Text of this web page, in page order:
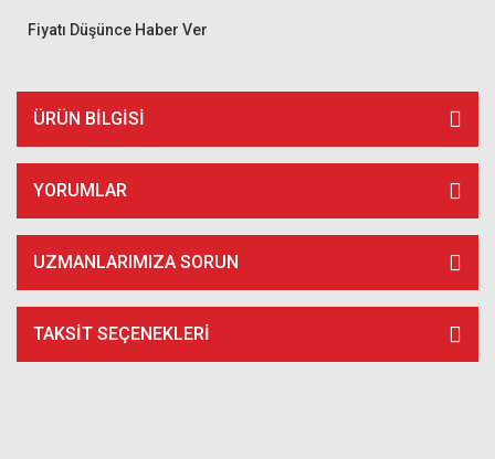
Fiyatı Düşünce Haber Ver
ÜRÜN BILGISI
YORUMLAR
UZMANLARIMIZA SORUN
TAKSIT SEÇENEKLERI